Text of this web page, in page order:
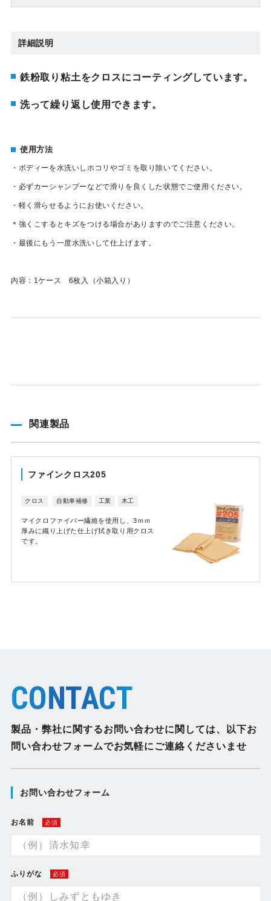
詳細説明
鉄粉取り粘土をクロスにコーティングしています。
洗って繰り返し使用できます。
使用方法
・ボディーを水洗いしホコリやゴミを取り除いてください。
・必ずカーシャンプーなどで滑りを良くした状態でご使用ください。
・軽く滑らせるようにお使いください。
＊強くこするとキズをつける場合がありますのでご注意ください。
・最後にもう一度水洗いして仕上げます。
内容：1ケース 6枚入（小箱入り）
関連製品
ファインクロス205
クロス 自動車補修 工業 木工
マイクロファイバー繊維を使用し、3ｍｍ
厚みに織り上げた仕上げ拭き取り用クロス
です。
CONTACT
製品・弊社に関するお問い合わせに関しては、
以下お
問い合わせフォームでお気軽にご連絡くださいませ
お問い合わせフォーム
お名前 必須
ふりがな 必須